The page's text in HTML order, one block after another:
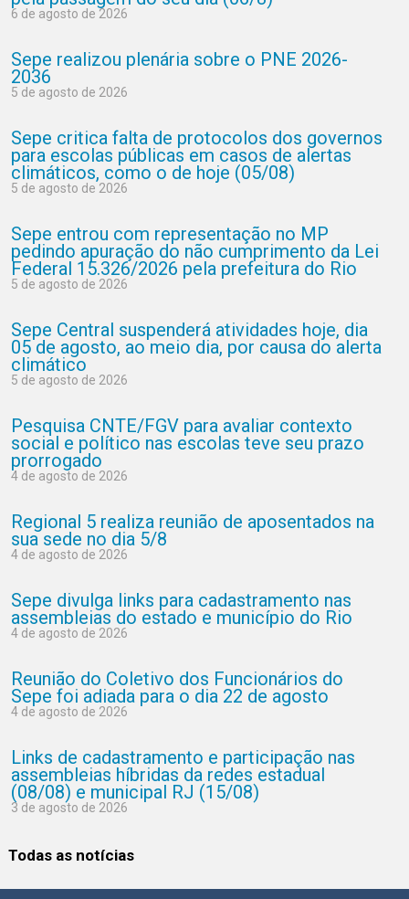
6 de agosto de 2026
Sepe realizou plenária sobre o PNE 2026-
2036
5 de agosto de 2026
Sepe critica falta de protocolos dos governos
para escolas públicas em casos de alertas
climáticos, como o de hoje (05/08)
5 de agosto de 2026
Sepe entrou com representação no MP
pedindo apuração do não cumprimento da Lei
Federal 15.326/2026 pela prefeitura do Rio
5 de agosto de 2026
Sepe Central suspenderá atividades hoje, dia
05 de agosto, ao meio dia, por causa do alerta
climático
5 de agosto de 2026
Pesquisa CNTE/FGV para avaliar contexto
social e político nas escolas teve seu prazo
prorrogado
4 de agosto de 2026
Regional 5 realiza reunião de aposentados na
sua sede no dia 5/8
4 de agosto de 2026
Sepe divulga links para cadastramento nas
assembleias do estado e município do Rio
4 de agosto de 2026
Reunião do Coletivo dos Funcionários do
Sepe foi adiada para o dia 22 de agosto
4 de agosto de 2026
Links de cadastramento e participação nas
assembleias híbridas da redes estadual
(08/08) e municipal RJ (15/08)
3 de agosto de 2026
Todas as notícias